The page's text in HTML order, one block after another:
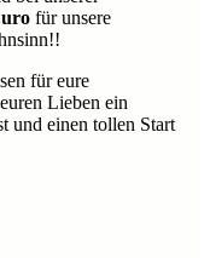
für unsere
für eure
Lieben ein
und einen tollen Start